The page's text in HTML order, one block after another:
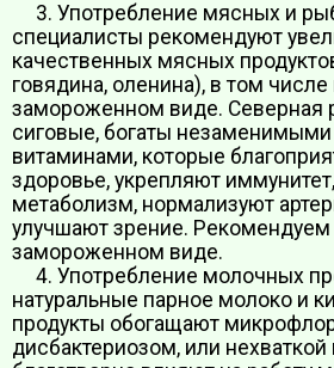
3. Употребление мясных и
специалисты рекомендуют
качественных мясных
говядина, оленина), в том
замороженном виде. Северная
сиговые, богаты
витаминами, которые
здоровье, укрепляют
метаболизм, нормализуют
улучшают зрение.
замороженном виде.
4. Употребление молочных
натуральные парное молоко и
продукты обогащают
дисбактериозом, или